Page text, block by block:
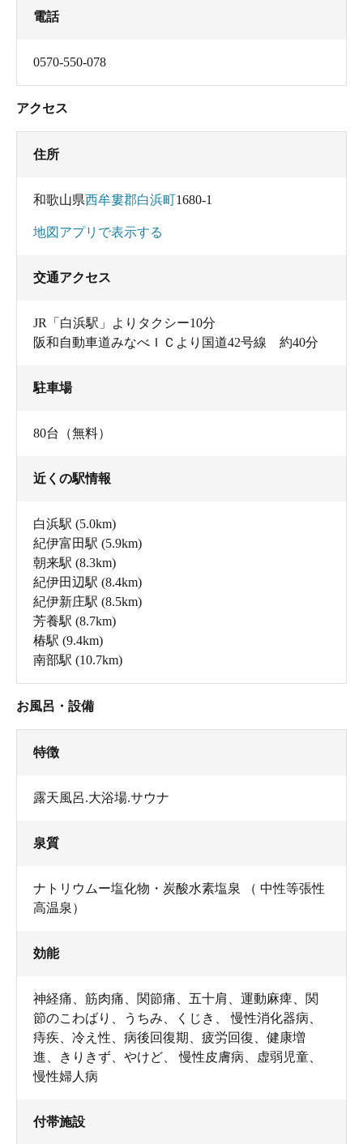
電話
0570-550-078
アクセス
住所
和歌山県西牟婁郡白浜町1680-1
地図アプリで表示する
交通アクセス
JR「白浜駅」よりタクシー10分
阪和自動車道みなべＩＣより国道42号線 約40分
駐車場
80台（無料）
近くの駅情報
白浜駅 (5.0km)
紀伊富田駅 (5.9km)
朝来駅 (8.3km)
紀伊田辺駅 (8.4km)
紀伊新庄駅 (8.5km)
芳養駅 (8.7km)
椿駅 (9.4km)
南部駅 (10.7km)
お風呂・設備
特徴
露天風呂.大浴場.サウナ
泉質
ナトリウムー塩化物・炭酸水素塩泉 （ 中性等張性
高温泉）
効能
神経痛、筋肉痛、関節痛、五十肩、運動麻痺、関
節のこわばり、うちみ、くじき、 慢性消化器病、
痔疾、冷え性、病後回復期、疲労回復、健康増
進、きりきず、やけど、 慢性皮膚病、虚弱児童、
慢性婦人病
付帯施設